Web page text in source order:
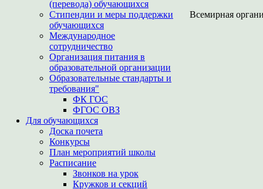
(перевода) обучающихся
Стипендии и меры поддержки
обучающихся
Международное
сотрудничество
Организация питания в
образовательной организации
Образовательные стандарты и
требования"
ФК ГОС
ФГОС ОВЗ
Для обучающихся
Доска почета
Конкурсы
План мероприятий школы
Расписание
Звонков на урок
Кружков и секций
Всемирная